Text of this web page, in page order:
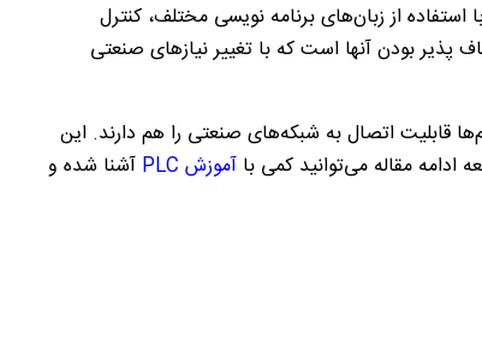
استفاده از زبان‌های برنامه ‌نویسی مختلف، کنترل
پذیر بودن آنها است که با تغییر نیاز‌های صنعتی
قابلیت اتصال به شبکه‌های صنعتی را هم دارند‌. این
ادامه مقاله می‌توانید کمی با آموزش PLC
آشنا شده و